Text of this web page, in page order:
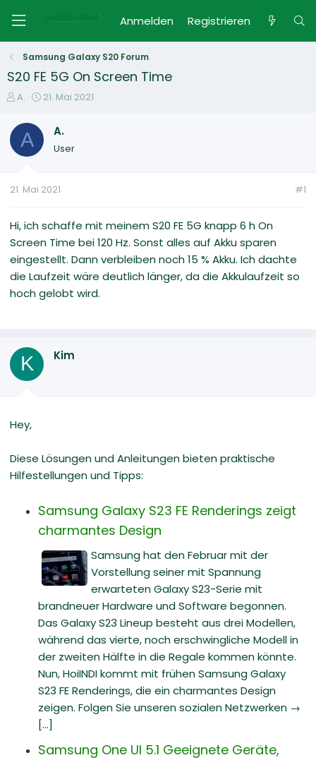
Anmelden Registrieren
Samsung Galaxy S20 Forum
S20 FE 5G On Screen Time
E
s
e
e
A.
E
t
t
m
21. Mai 2021
A A.
User
21. Mai 2021 #1
Hi, ich schaffe mit meinem S20 FE 5G knapp 6 h On
Screen Time bei 120 Hz. Sonst alles auf Akku sparen
eingestellt. Dann verbleiben noch 15 % Akku. Ich dachte
die Laufzeit wäre deutlich länger, da die Akkulaufzeit so
hoch gelobt wird.
K Kim
Hey,
Diese Lösungen und Anleitungen bieten praktische
Hilfestellungen und Tipps:
Samsung Galaxy S23 FE Renderings zeigt
charmantes Design
Samsung hat den Februar mit der
Vorstellung seiner mit Spannung
erwarteten Galaxy S23-Serie mit
brandneuer Hardware und Software begonnen.
Das Galaxy S23 Lineup besteht aus drei Modellen,
während das vierte, noch erschwingliche Modell in
der zweiten Hälfte in die Regale kommen könnte.
Nun, HoiINDI kommt mit frühen Samsung Galaxy
S23 FE Renderings, die ein charmantes Design
zeigen. Folgen Sie unseren sozialen Netzwerken →
[...]
Samsung One UI 5.1 Geeignete Geräte,